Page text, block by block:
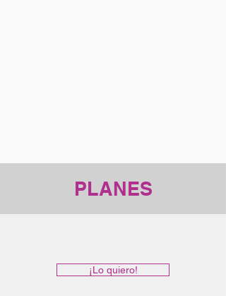
PLANES
¡Lo quiero!